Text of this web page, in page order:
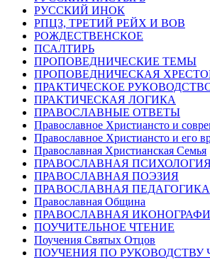
РУССКИЙ ИНОК
РПЦЗ, ТРЕТИЙ РЕЙХ И ВОВ
РОЖДЕСТВЕНСКОЕ
ПСАЛТИРЬ
ПРОПОВЕДНИЧЕСКИЕ ТЕМЫ
ПРОПОВЕДНИЧЕСКАЯ
ПРАКТИЧЕСКОЕ
ПРАКТИЧЕСКАЯ ЛОГИКА
ПРАВОСЛАВНЫЕ ОТВЕТЫ
Православное Христиансто и
Православное Христиансто и его
Православная Христианская Семья
ПРАВОСЛАВНАЯ
ПРАВОСЛАВНАЯ ПОЭЗИЯ
ПРАВОСЛАВНАЯ ПЕДАГОГИКА
Православная Община
ПРАВОСЛАВНАЯ
ПОУЧИТЕЛЬНОЕ ЧТЕНИЕ
Поучения Святых Отцов
ПОУЧЕНИЯ ПО РУКОВОДСТВУ